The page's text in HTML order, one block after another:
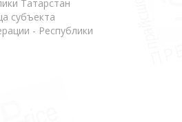
Татарстан
субъекта
- Республики